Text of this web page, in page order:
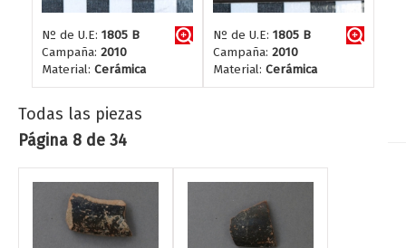
Nº de U.E: 1805 B
Campaña: 2010
Material: Cerámica
Nº de U.E: 1805 B
Campaña: 2010
Material: Cerámica
Todas las piezas
Página 8 de 34